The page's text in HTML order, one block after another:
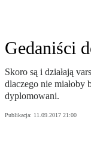
Gedaniści
Skoro są i działają
dlaczego nie miałoby
dyplomowani.
Publikacja: 11.09.2017 21:00